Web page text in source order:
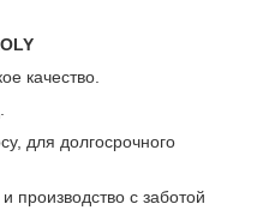
качество.
для долгосрочного
производство с заботой